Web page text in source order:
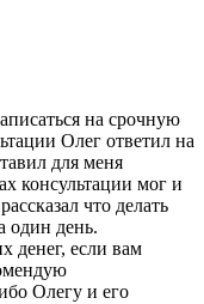
на срочную
Олег ответил на
для меня
консультации мог и
что делать
один день.
денег, если вам
Олегу и его